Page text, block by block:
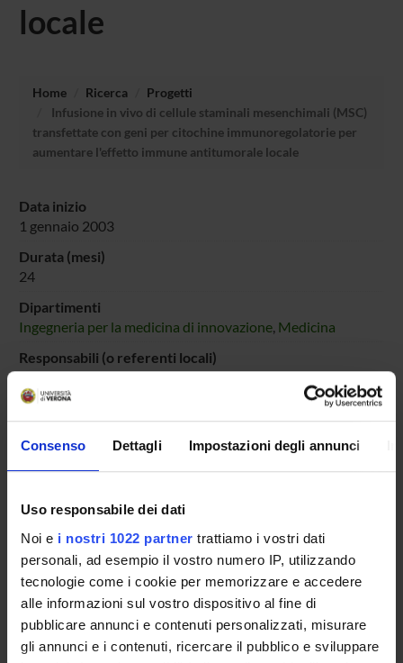
Consenso Dettagli Impostazioni degli annunci
Uso responsabile dei dati
Noi e i nostri 1022 partner trattiamo i vostri dati
personali, ad esempio il vostro numero IP, utilizzando
tecnologie come i cookie per memorizzare e accedere
alle informazioni sul vostro dispositivo al fine di
pubblicare annunci e contenuti personalizzati, misurare
gli annunci e i contenuti, ricercare il pubblico e sviluppare
locale
Home Ricerca
Progetti
Infusione in vivo di cellule staminali mesenchimali (MSC)
transfettate con geni per citochine immunoregolatorie per
aumentare l'effetto immune antitumorale locale
Data inizio
1 gennaio 2003
Durata (mesi)
24
Dipartimenti
Ingegneria per la medicina di innovazione, Medicina
Responsabili (o referenti locali)
Krampera Mauro
ENTI FINANZIATORI:
Ministero dell'Istruzione dell'Università e della Ricerca
PARTECIPANTI AL PROGETTO
Mauro Krampera
Professore ordinario